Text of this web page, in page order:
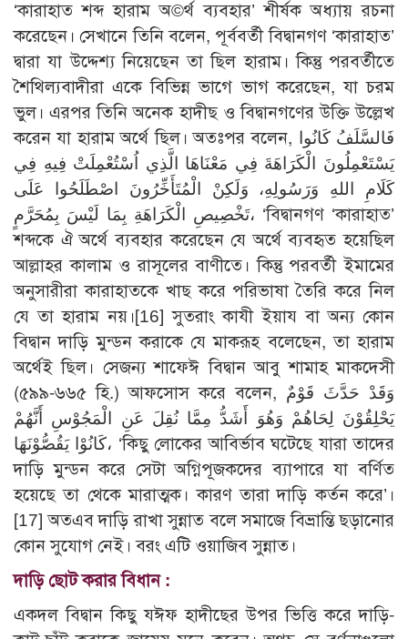
‘কারাহাত শব্দ হারাম অ©র্থ ব্যবহার’ শীর্ষক অধ্যায় রচনা
করেছেন। সেখানে তিনি বলেন, পূর্ববর্তী বিদ্বানগণ ‘কারাহাত’
দ্বারা যা উদ্দেশ্য নিয়েছেন তা ছিল হারাম। কিন্তু পরবর্তীতে
শৈথিল্যবাদীরা একে বিভিন্ন ভাগে ভাগ করেছেন, যা চরম
ভুল। এরপর তিনি অনেক হাদীছ ও বিদ্বানগণের উক্তি উল্লেখ
করেন যা হারাম অর্থে ছিল। অতঃপর বলেন, فَالسَّلَفُ كَانُوا
يَسْتَعْمِلُونَ الْكَرَاهَةَ فِي مَعْنَاهَا الَّذِي اُسْتُعْمِلَتْ فِيهِ فِي
كَلَامِ اللهِ وَرَسُولِهِ، وَلَكِنْ الْمُتَأَخِّرُونَ اصْطَلَحُوا عَلَى
تَخْصِيصِ الْكَرَاهَةِ بِمَا لَيْسَ بِمُحَرَّمٍ، ‘বিদ্বানগণ ‘কারাহাত’
শব্দকে ঐ অর্থে ব্যবহার করেছেন যে অর্থে ব্যবহৃত হয়েছিল
আল্লাহর কালাম ও রাসূলের বাণীতে। কিন্তু পরবর্তী ইমামের
অনুসারীরা কারাহাতকে খাছ করে পরিভাষা তৈরি করে নিল
যে তা হারাম নয়।[16] সুতরাং কাযী ইয়ায বা অন্য কোন
বিদ্বান দাড়ি মুন্ডন করাকে যে মাকরূহ বলেছেন, তা হারাম
অর্থেই ছিল। সেজন্য শাফেঈ বিদ্বান আবু শামাহ মাকদেসী
(৫৯৯-৬৬৫ হি.) আফসোস করে বলেন, وَقَدْ حَدَّثَ قَوْمٌ
يَحْلِقُوْنَ لِحَاهُمْ وَهُوَ أَشَدُّ مِمَّا نُقِلَ عَنِ الْمَجُوْسِ أَنَّهُمْ
كَانُوْا يَقُصُّوْنَهَا، ‘কিছু লোকের আবির্ভাব ঘটেছে যারা তাদের
দাড়ি মুন্ডন করে সেটা অগ্নিপূজকদের ব্যাপারে যা বর্ণিত
হয়েছে তা থেকে মারাত্মক। কারণ তারা দাড়ি কর্তন করে’।
[17] অতএব দাড়ি রাখা সুন্নাত বলে সমাজে বিভ্রান্তি ছড়ানোর
কোন সুযোগ নেই। বরং এটি ওয়াজিব সুন্নাত।
দাড়ি ছোট করার বিধান :
একদল বিদ্বান কিছু যঈফ হাদীছের উপর ভিত্তি করে দাড়ি-